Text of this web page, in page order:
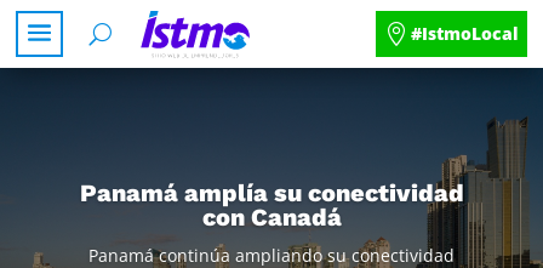
#IstmoLocal
Panamá amplía su conectividad
con Canadá
Panamá continúa ampliando su conectividad